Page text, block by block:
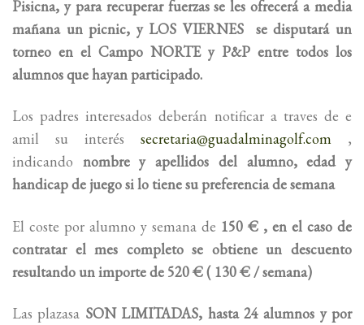
Pisicna, y para recuperar fuerzas se les ofrecerá a media
mañana un picnic, y LOS VIERNES se disputará un
torneo en el Campo NORTE y P&P entre todos los
alumnos que hayan participado.
Los padres interesados deberán notificar a traves de e
amil su interés secretaria@guadalminagolf.com ,
indicando nombre y apellidos del alumno, edad y
handicap de juego si lo tiene su preferencia de semana
El coste por alumno y semana de 150 € , en el caso de
contratar el mes completo se obtiene un descuento
resultando un importe de 520 € ( 130 € / semana)
Las plazasa SON LIMITADAS, hasta 24 alumnos y por